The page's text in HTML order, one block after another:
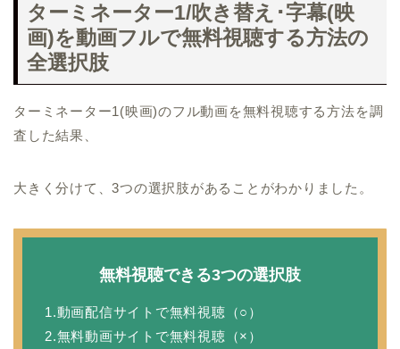
ターミネーター1/吹き替え･字幕(映
画)を動画フルで無料視聴する方法の
全選択肢
ターミネーター1(映画)のフル動画を無料視聴する方法を調
査した結果、
大きく分けて、3つの選択肢があることがわかりました。
無料視聴できる3つの選択肢
1.動画配信サイトで無料視聴（○）
2.無料動画サイトで無料視聴（×）